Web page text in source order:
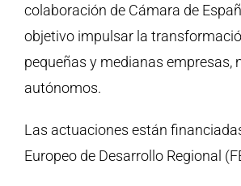
colaboración de Cámara de
objetivo impulsar la
pequeñas y medianas empresas,
autónomos.
Las actuaciones están
Europeo de Desarrollo Regional